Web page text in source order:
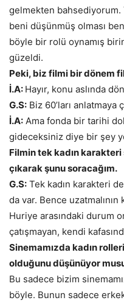
gelmekten bahsediyorum.
beni düşünmüş olması
böyle bir rolü oynamış
güzeldi.
Peki, biz filmi bir dönem
İ.A: Hayır, konu aslında
G.S: Biz 60’ları anlatmaya
İ.A: Ama fonda bir tarihi
gideceksiniz diye bir şey
Filmin tek kadın
çıkarak şunu soracağım.
G.S: Tek kadın karakteri
da var. Bence uzatmalının
Huriye arasındaki durum
çatışmayan, kendi
Sinemamızda kadın
olduğunu düşünüyor
Bu sadece bizim
böyle. Bunun sadece